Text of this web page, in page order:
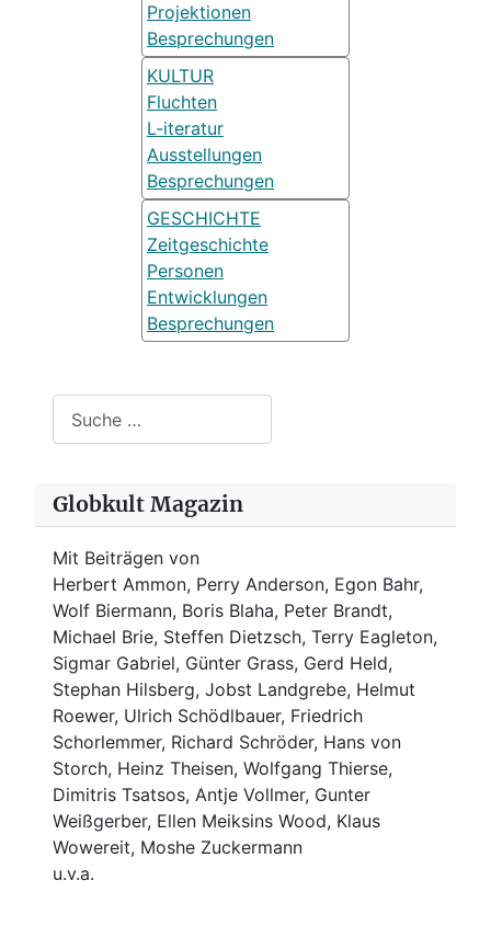
Projektionen
Besprechungen
KULTUR
Fluchten
L-iteratur
Ausstellungen
Besprechungen
GESCHICHTE
Zeitgeschichte
Personen
Entwicklungen
Besprechungen
Globkult Magazin
Mit Beiträgen von
Herbert Ammon, Perry Anderson, Egon Bahr,
Wolf Biermann, Boris Blaha, Peter Brandt,
Michael Brie, Steffen Dietzsch, Terry Eagleton,
Sigmar Gabriel, Günter Grass, Gerd Held,
Stephan Hilsberg, Jobst Landgrebe, Helmut
Roewer, Ulrich Schödlbauer, Friedrich
Schorlemmer, Richard Schröder, Hans von
Storch, Heinz Theisen, Wolfgang Thierse,
Dimitris Tsatsos, Antje Vollmer, Gunter
Weißgerber, Ellen Meiksins Wood, Klaus
Wowereit, Moshe Zuckermann
u.v.a.